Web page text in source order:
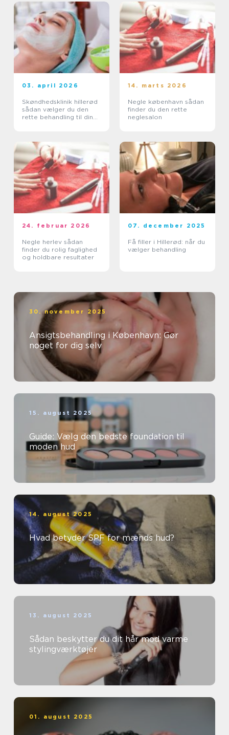
03. april 2026
Skøndhedsklinik hillerød
sådan vælger du den
rette behandling til din
14. marts 2026
Negle københavn sådan
finder du den rette
neglesalon
24. februar 2026
Negle herlev sådan
finder du rolig faglighed
og holdbare resultater
07. december 2025
Få filler i Hillerød: når du
vælger behandling
30. november 2025
Ansigtsbehandling i København: Gør
noget for dig selv
15. august 2025
Guide: Vælg den bedste foundation til
moden hud
14. august 2025
Hvad betyder SPF for mænds hud?
13. august 2025
Sådan beskytter du dit hår mod varme
stylingværktøjer
01. august 2025